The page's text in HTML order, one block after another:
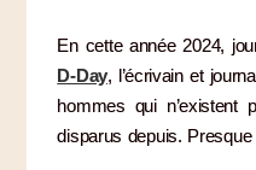
En cette année 2024,
D-Day, l’écrivain et
hommes qui
disparus depuis.